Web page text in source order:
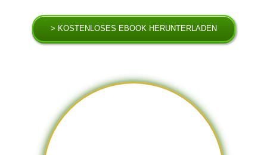
> KOSTENLOSES EBOOK HERUNTERLADEN